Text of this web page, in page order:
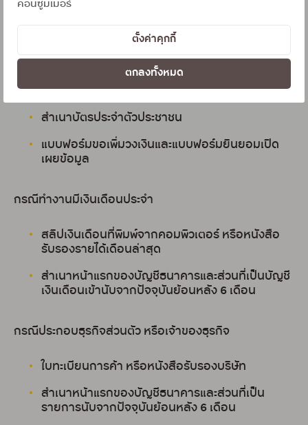
คอนซูมเมอร์
ตั้งค่าคุกกี้
ตกลงทั้งหมด
เพิ่มวงเงินถาวรด้วยการส่งเอกสาร
เหมาะสำหรับคนที่มีรายได้เพิ่ม หรือใช้บัตรเป็นประจำ
เอกสารที่ต้องใช้
สำเนาบัตรประจำตัวประชาชน
แบบฟอร์มขอเพิ่มวงเงินและแบบฟอร์มยินยอมเปิด
เผยข้อมูล
กรณีทำงานมีเงินเดือนประจำ
สลิปเงินเดือนที่พิมพ์จากคอมพิวเตอร์ หรือหนังสือ
รับรองรายได้เดือนล่าสุด
สำเนาหน้าแรกของบัญชีธนาคารและส่วนที่เป็นบัญชี
เงินเดือนเข้านับจากปัจจุบันย้อนหลัง 6 เดือน
กรณีประกอบธุรกิจส่วนตัว หรือเจ้าของธุรกิจ
ใบทะเบียนการค้า หรือหนังสือรับรองบริษัท
สำเนาหน้าแรกของบัญชีธนาคารและส่วนที่เป็น
รายการนับจากปัจจุบันย้อนหลัง 6 เดือน